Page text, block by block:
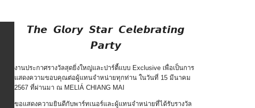
𝙏𝙝𝙚 𝙂𝙡𝙤𝙧𝙮 𝙎𝙩𝙖𝙧 𝘾𝙚𝙡𝙚𝙗𝙧𝙖𝙩𝙞𝙣𝙜
𝙋𝙖𝙧𝙩𝙮
งานประกาศรางวัลสุดยิ่งใหญ่และปาร์ตี้แบบ Exclusive เพื่อเป็นการ
แสดงความขอบคุณต่อผู้แทนจำหน่ายทุกท่าน ในวันที่ 15 มีนาคม
2567 ที่ผ่านมา ณ MELIÁ CHIANG MAI
ขอแสดงความยินดีกับพาร์ทเนอร์และผู้แทนจำหน่ายที่ได้รับรางวัล